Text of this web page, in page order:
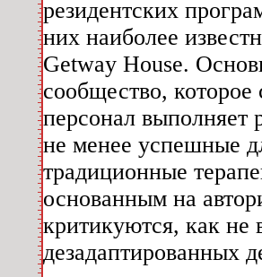
резидентских
них наиболее
Getway House.
сообщество,
персонал выполняет
не менее успешные
традиционные
основанным на
критикуются, как не
дезадаптированных